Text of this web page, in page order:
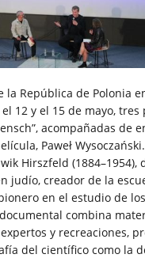
la República de Polonia
12 y el 15 de mayo, tres
acompañadas de
Paweł
Hirszfeld (1884–1954),
judío, creador de la
en el estudio de
combina
y recreaciones,
del científico como la